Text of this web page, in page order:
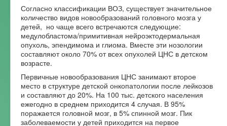
Согласно классификации ВОЗ, существует значительное
количество видов новообразований головного мозга у
детей, но чаще всего встречаются следующие:
медулобластома/примитивная нейроэктодермальная
опухоль, эпендимома и глиома. Вместе эти нозологии
составляют около 70% от всех опухолей ЦНС в детском
возрасте.
Первичные новообразования ЦНС занимают второе
место в структуре детской онкопатологии после лейкозов
и составляют до 20%. На 100 тыс. детского населения
ежегодно в среднем приходится 4 случая. В 95%
поражается головной мозг, в 5% спинной мозг. Пик
заболеваемости у детей приходится на первое